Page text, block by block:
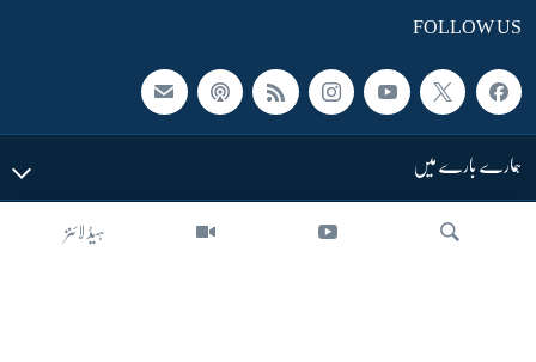
ہیڈ لائنز
FOLLOW US
ہمارے بارے میں